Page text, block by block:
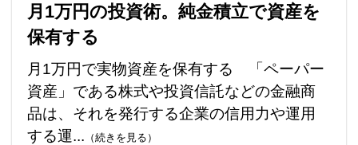
月1万円の投資術。純金積立で資産を
保有する
月1万円で実物資産を保有する 「ペーパー
資産」である株式や投資信託などの金融商
品は、それを発行する企業の信用力や運用
する運... （続きを見る）